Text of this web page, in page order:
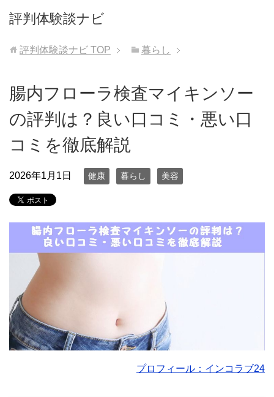
評判体験談ナビ
評判体験談ナビ TOP 暮らし
腸内フローラ検査マイキンソー
の評判は？良い口コミ・悪い口
コミを徹底解説
2026年1月1日 健康 暮らし 美容
プロフィール：インコラブ24